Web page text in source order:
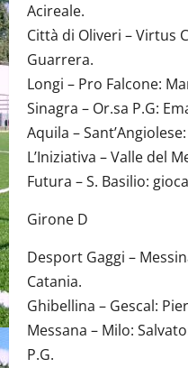
Acireale.
Città di Oliveri – Virtus
Guarrera.
Longi – Pro Falcone:
Sinagra – Or.sa P.G:
Aquila –
L’Iniziativa – Valle del
Futura – S. Basilio:
Girone D
Desport Gaggi –
Catania.
Ghibellina – Gescal:
Messana – Milo:
P.G.